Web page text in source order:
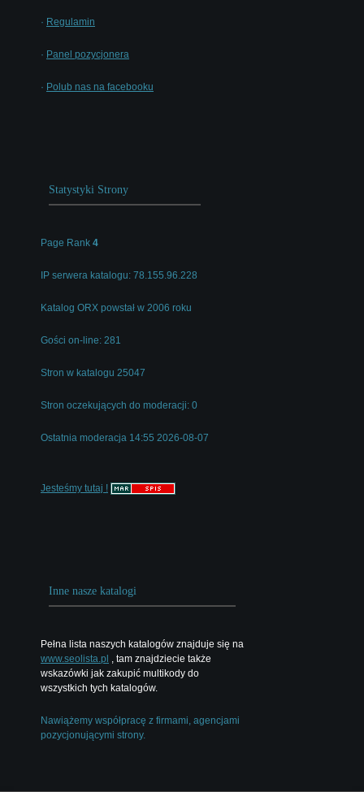
· Regulamin
· Panel pozycjonera
· Polub nas na facebooku
Statystyki Strony
Page Rank 4
IP serwera katalogu: 78.155.96.228
Katalog ORX powstał w 2006 roku
Gości on-line: 281
Stron w katalogu 25047
Stron oczekujących do moderacji: 0
Ostatnia moderacja 14:55 2026-08-07
Jesteśmy tutaj !
Inne nasze katalogi
Pełna lista naszych katalogów znajduje się na
www.seolista.pl , tam znajdziecie także
wskazówki jak zakupić multikody do
wszystkich tych katalogów.
Nawiążemy współpracę z firmami, agencjami
pozycjonującymi strony.